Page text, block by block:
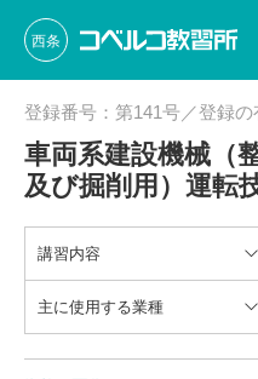
西条
登録番号：第141号／登録
車両系建設機械（
及び掘削用）運転
講習内容
主に使用する業種